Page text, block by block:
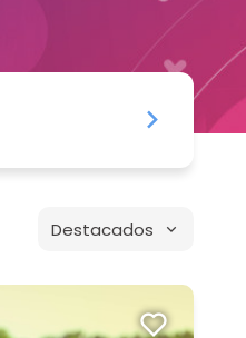
Destacados